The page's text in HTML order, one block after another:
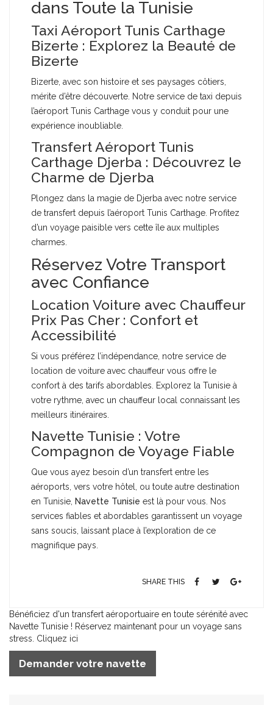
dans Toute la Tunisie
Taxi Aéroport Tunis Carthage
Bizerte : Explorez la Beauté de
Bizerte
Bizerte, avec son histoire et ses paysages côtiers,
mérite d’être découverte. Notre service de taxi depuis
l’aéroport Tunis Carthage vous y conduit pour une
expérience inoubliable.
Transfert Aéroport Tunis
Carthage Djerba : Découvrez le
Charme de Djerba
Plongez dans la magie de Djerba avec notre service
de transfert depuis l’aéroport Tunis Carthage. Profitez
d’un voyage paisible vers cette île aux multiples
charmes.
Réservez Votre Transport
avec Confiance
Location Voiture avec Chauffeur
Prix Pas Cher : Confort et
Accessibilité
Si vous préférez l’indépendance, notre service de
location de voiture avec chauffeur vous offre le
confort à des tarifs abordables. Explorez la Tunisie à
votre rythme, avec un chauffeur local connaissant les
meilleurs itinéraires.
Navette Tunisie : Votre
Compagnon de Voyage Fiable
Que vous ayez besoin d’un transfert entre les
aéroports, vers votre hôtel, ou toute autre destination
en Tunisie, Navette Tunisie est là pour vous. Nos
services fiables et abordables garantissent un voyage
sans soucis, laissant place à l’exploration de ce
magnifique pays.
SHARE THIS
Bénéficiez d'un transfert aéroportuaire en toute sérénité avec
Navette Tunisie ! Réservez maintenant pour un voyage sans
stress. Cliquez ici
Demander votre navette